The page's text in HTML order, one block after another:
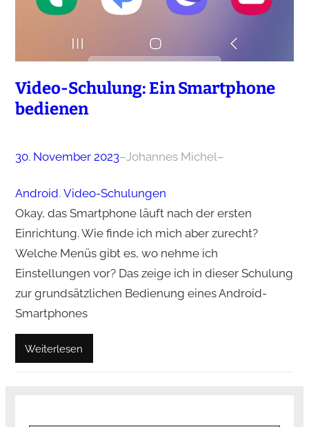
Video-Schulung: Ein Smartphone
bedienen
30. November 2023–Johannes Michel–
Android, Video-Schulungen
Okay, das Smartphone läuft nach der ersten
Einrichtung. Wie finde ich mich aber zurecht?
Welche Menüs gibt es, wo nehme ich
Einstellungen vor? Das zeige ich in dieser Schulung
zur grundsätzlichen Bedienung eines Android-
Smartphones
Weiterlesen